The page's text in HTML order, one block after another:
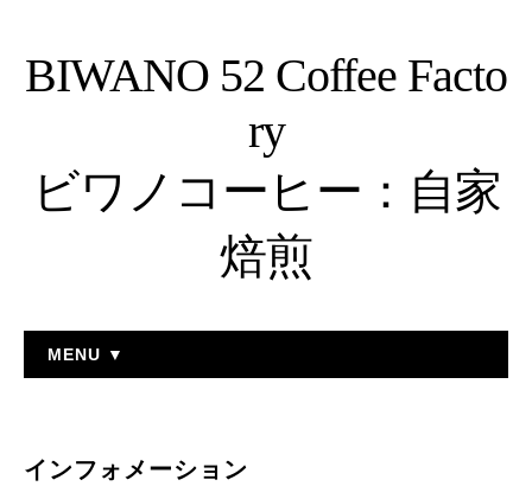
BIWANO 52 Coffee Facto
ry
ビワノコーヒー：自家
焙煎
MENU ▼
インフォメーション